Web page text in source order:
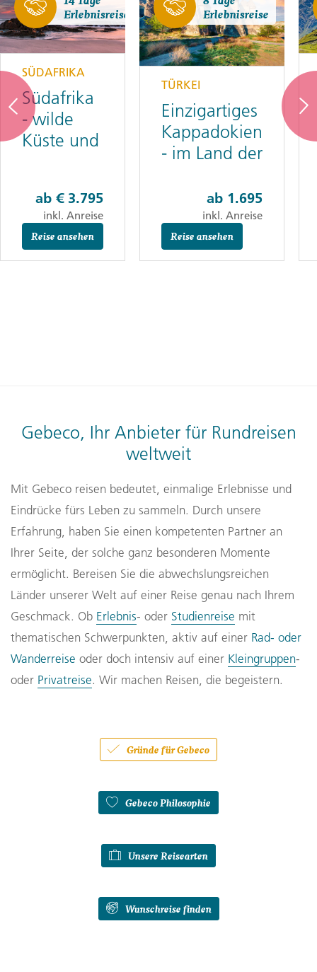
Erlebnisreise
SÜDAFRIKA
Südafrika
- wilde
Küste und
Reise ansehen
ab € 3.795
inkl. Anreise
Erlebnisreise
TÜRKEI
Einzigartiges
Kappadokien
- im Land der
Reise ansehen
ab 1.695
inkl. Anreise
Gebeco, Ihr Anbieter für Rundreisen
weltweit
Mit Gebeco reisen bedeutet, einmalige Erlebnisse und
Eindrücke fürs Leben zu sammeln. Durch unsere
Erfahrung, haben Sie einen kompetenten Partner an
Ihrer Seite, der solche ganz besonderen Momente
ermöglicht. Bereisen Sie die abwechslungsreichen
Länder unserer Welt auf einer Reise genau nach Ihrem
Geschmack. Ob Erlebnis- oder Studienreise mit
thematischen Schwerpunkten, aktiv auf einer Rad- oder
Wanderreise oder doch intensiv auf einer Kleingruppen-
oder Privatreise. Wir machen Reisen, die begeistern.
Gründe für Gebeco
Gebeco Philosophie
Unsere Reisearten
Wunschreise finden